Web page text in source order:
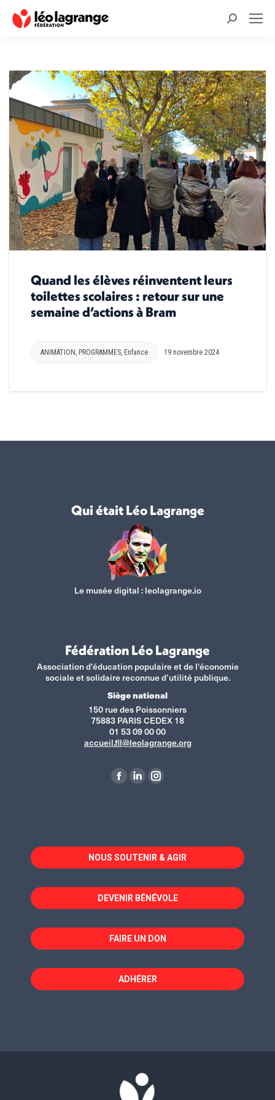
Recherche
Quand les élèves réinventent leurs
toilettes scolaires : retour sur une
semaine d’actions à Bram
ANIMATION, PROGRAMMES, Enfance 19 novembre 2024
Qui était Léo Lagrange
Le musée digital : leolagrange.io
Fédération Léo Lagrange
Association d'éducation populaire et de l'économie
sociale et solidaire reconnue d’utilité publique.
Siège national
150 rue des Poissonniers
75883 PARIS CEDEX 18
01 53 09 00 00
accueil.fll@leolagrange.org
La
dans
une
fenêtre
La
dans
une
fenêtre
La
dans
une
fenêtre
NOUS SOUTENIR & AGIR
DEVENIR BÉNÉVOLE
FAIRE UN DON
ADHÉRER